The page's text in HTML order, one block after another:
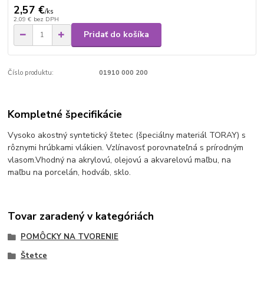
2,57 €/ks
2,09 € bez DPH
Pridať do košíka
Číslo produktu: 01910 000 200
Kompletné špecifikácie
Vysoko akostný syntetický štetec (špeciálny materiál TORAY) s
rôznymi hrúbkami vlákien. Vzlínavosť porovnateľná s prírodným
vlasom.Vhodný na akrylovú, olejovú a akvarelovú maľbu, na
maľbu na porcelán, hodváb, sklo.
Tovar zaradený v kategóriách
POMÔCKY NA TVORENIE
Štetce